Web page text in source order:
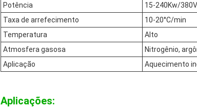
Potência
15-240Kw/
Taxa de arrefecimento
10-20°C/min
Temperatura
Alto
Atmosfera gasosa
Nitrogênio,
Aplicação
Aquecimento
Aplicações: